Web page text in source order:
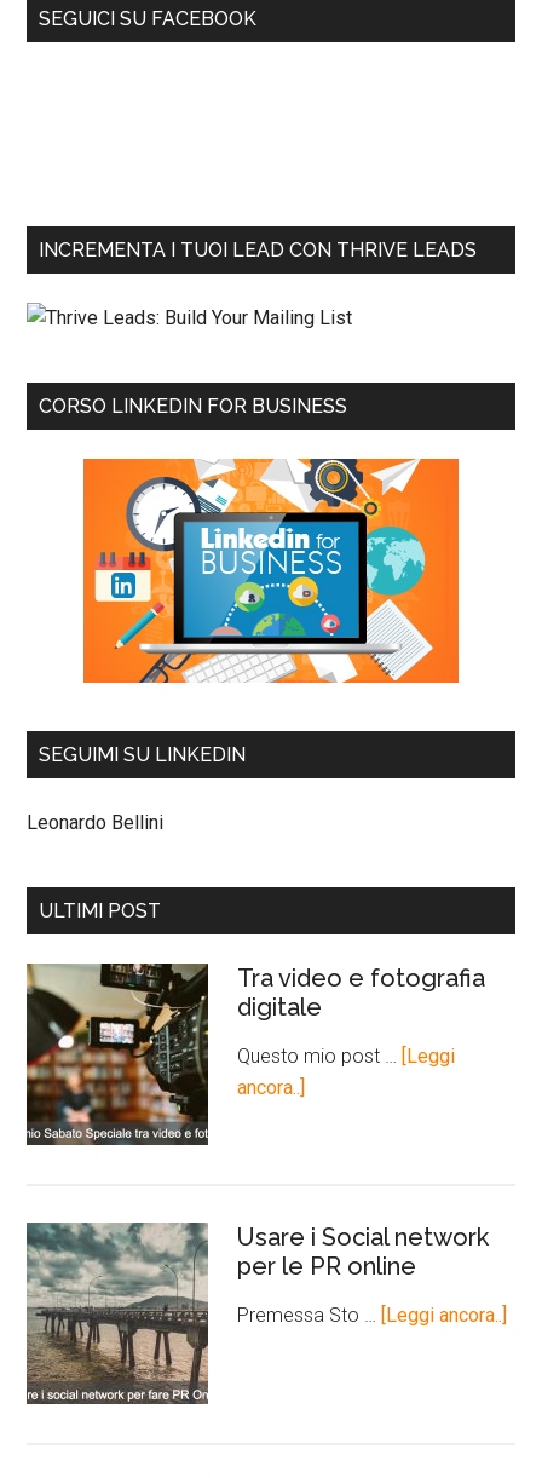
SEGUICI SU FACEBOOK
INCREMENTA I TUOI LEAD CON THRIVE LEADS
CORSO LINKEDIN FOR BUSINESS
SEGUIMI SU LINKEDIN
Leonardo Bellini
ULTIMI POST
Tra video e fotografia
digitale
Questo mio post …
[Leggi
ancora..]
Usare i Social network
per le PR online
Premessa Sto … [Leggi ancora..]